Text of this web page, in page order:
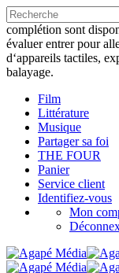
complétion sont
évaluer entrer pour
d‘appareils tactiles,
balayage.
Film
Littérature
Musique
Partager sa foi
THE FOUR
Panier
Service client
Identifiez-vous
Mon